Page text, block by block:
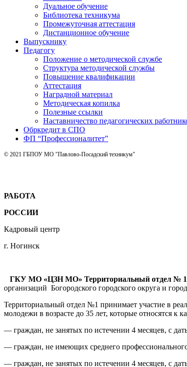
Дуальное обучение
Библиотека техникума
Промежуточная аттестация
Дистанционное обучение
Выпускнику
Педагогу
Положение о методической службе
Структура методической службы
Повышение квалификации
Аттестация
Наградной материал
Методическая копилка
Полезные ссылки
Наставничество педагогических
Обркредит в СПО
ФП “Профессионалитет”
© 2021 ГБПОУ МО "Павлово-Посадский техникум"
РАБОТА
РОССИИ
Кадровый центр
г. Ногинск
ГКУ МО «ЦЗН МО» Территориальный отдел № 1
организаций Богородского городского округа и
Территориальный отдел №1 принимает участие в
молодежи в возрасте до 35 лет, которые относятся к
— граждан, не занятых по истечении 4 месяцев, с
— граждан, не имеющих среднего
— граждан, не занятых по истечении 4 месяцев, с